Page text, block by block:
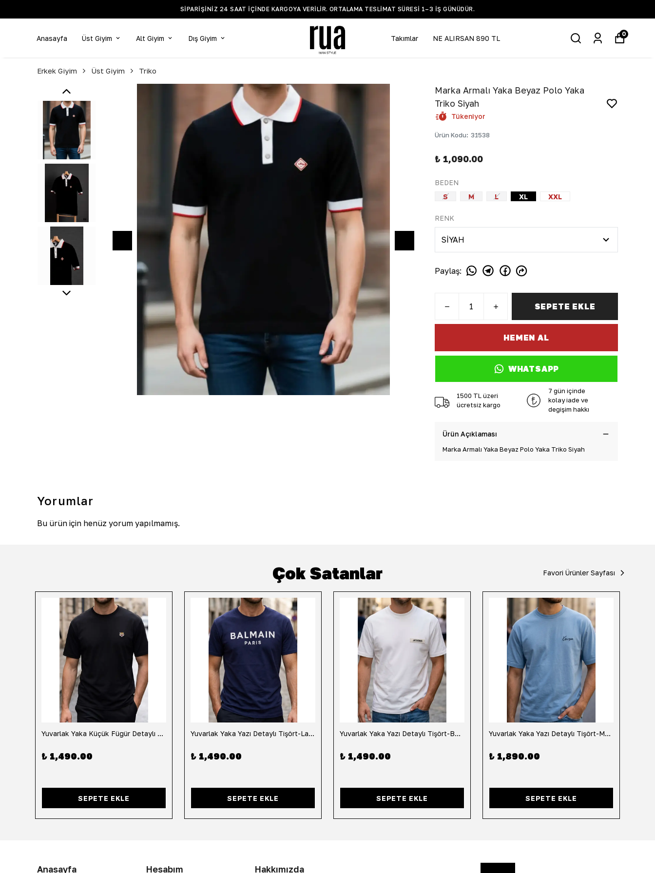
SIPARIŞINIZ 24 SAAT IÇINDE KARGOYA VERILIR. ORTALAMA TESLIMAT SÜRESI 1–3 IŞ GÜNÜDÜR.
Anasayfa Üst Giyim Alt Giyim Dış Giyim Takımlar NE ALIRSAN 890 TL
0
Erkek Giyim Üst Giyim Triko
Marka Armalı Yaka Beyaz Polo Yaka
Triko Siyah
Tükeniyor
Ürün Kodu: 31538
₺ 1,090.00
BEDEN
S
M L XL XXL
RENK
Paylaş:
SEPETE EKLE
HEMEN AL
WHATSAPP
1500 TL üzeri
ücretsiz kargo
7 gün içinde
kolay iade ve
değişim hakkı
Ürün Açıklaması
Marka Armalı Yaka Beyaz Polo Yaka Triko Siyah
Yorumlar
Bu ürün için henüz yorum yapılmamış.
Çok Satanlar Favori Ürünler Sayfası
Yuvarlak Yaka Küçük Fügür Detaylı Tişört-Siyah
₺ 1,490.00
SEPETE EKLE
Yuvarlak Yaka Yazı Detaylı Tişört-Lacivert
₺ 1,490.00
SEPETE EKLE
Yuvarlak Yaka Yazı Detaylı Tişört-Beyaz
₺ 1,490.00
SEPETE EKLE
Yuvarlak Yaka Yazı Detaylı Tişört-Mavi
₺ 1,890.00
SEPETE EKLE
Anasayfa Hesabım Hakkımızda